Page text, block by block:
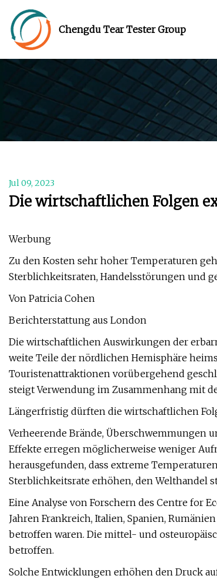
Chengdu Tear Tester Group
Jul 09, 2023
Die wirtschaftlichen Folgen
Werbung
Zu den Kosten sehr hoher Temperaturen
Sterblichkeitsraten, Handelsstörungen und
Von Patricia Cohen
Berichterstattung aus London
Die wirtschaftlichen Auswirkungen der
weite Teile der nördlichen Hemisphäre
Touristenattraktionen vorübergehend
steigt Verwendung im Zusammenhang mit
Längerfristig dürften die wirtschaftlichen
Verheerende Brände, Überschwemmungen
Effekte erregen möglicherweise weniger
herausgefunden, dass extreme
Sterblichkeitsrate erhöhen, den Welthandel
Eine Analyse von Forschern des Centre for
Jahren Frankreich, Italien, Spanien,
betroffen waren. Die mittel- und
betroffen.
Solche Entwicklungen erhöhen den Druck